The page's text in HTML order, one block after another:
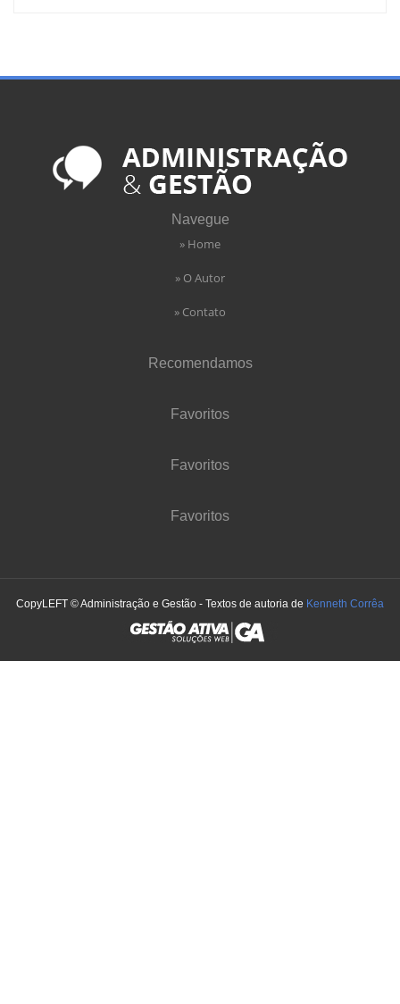
Navegue
» Home
» O Autor
» Contato
Recomendamos
Favoritos
Favoritos
Favoritos
CopyLEFT © Administração e Gestão - Textos de autoria de Kenneth Corrêa